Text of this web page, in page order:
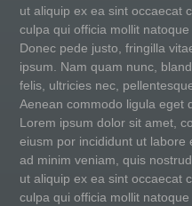
ut aliquip ex ea sint occaecat
culpa qui officia mollit
Donec pede justo, fringilla
ipsum. Nam quam nunc,
felis, ultricies nec,
Aenean commodo ligula eget
Lorem ipsum dolor sit amet,
eiusm por incididunt ut labore
ad minim veniam, quis
ut aliquip ex ea sint occaecat
culpa qui officia mollit